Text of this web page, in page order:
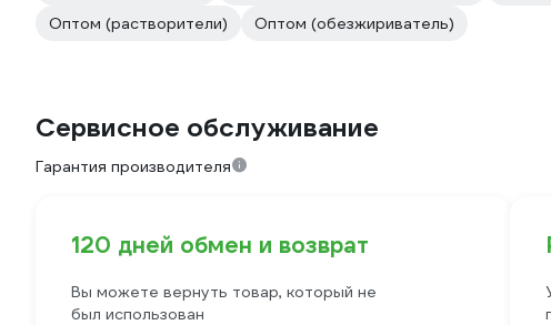
Оптом (растворители)
Оптом (обезжириватель)
Сервисное обслуживание
Гарантия производителя
120 дней обмен и возврат
Вы можете вернуть товар, который не
был использован